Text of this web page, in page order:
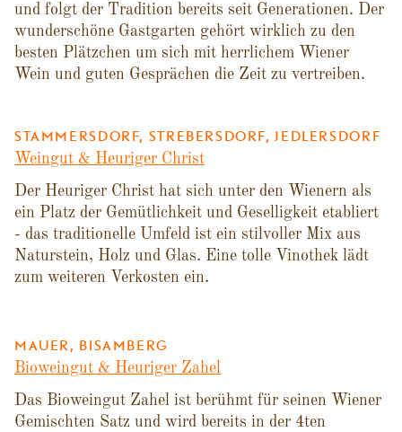
und folgt der Tradition bereits seit Generationen. Der
wunderschöne Gastgarten gehört wirklich zu den
besten Plätzchen um sich mit herrlichem Wiener
Wein und guten Gesprächen die Zeit zu vertreiben.
STAMMERSDORF, STREBERSDORF, JEDLERSDORF
Weingut & Heuriger Christ
Der Heuriger Christ hat sich unter den Wienern als
ein Platz der Gemütlichkeit und Geselligkeit etabliert
- das traditionelle Umfeld ist ein stilvoller Mix aus
Naturstein, Holz und Glas. Eine tolle Vinothek lädt
zum weiteren Verkosten ein.
MAUER, BISAMBERG
Bioweingut & Heuriger Zahel
Das Bioweingut Zahel ist berühmt für seinen Wiener
Gemischten Satz und wird bereits in der 4ten